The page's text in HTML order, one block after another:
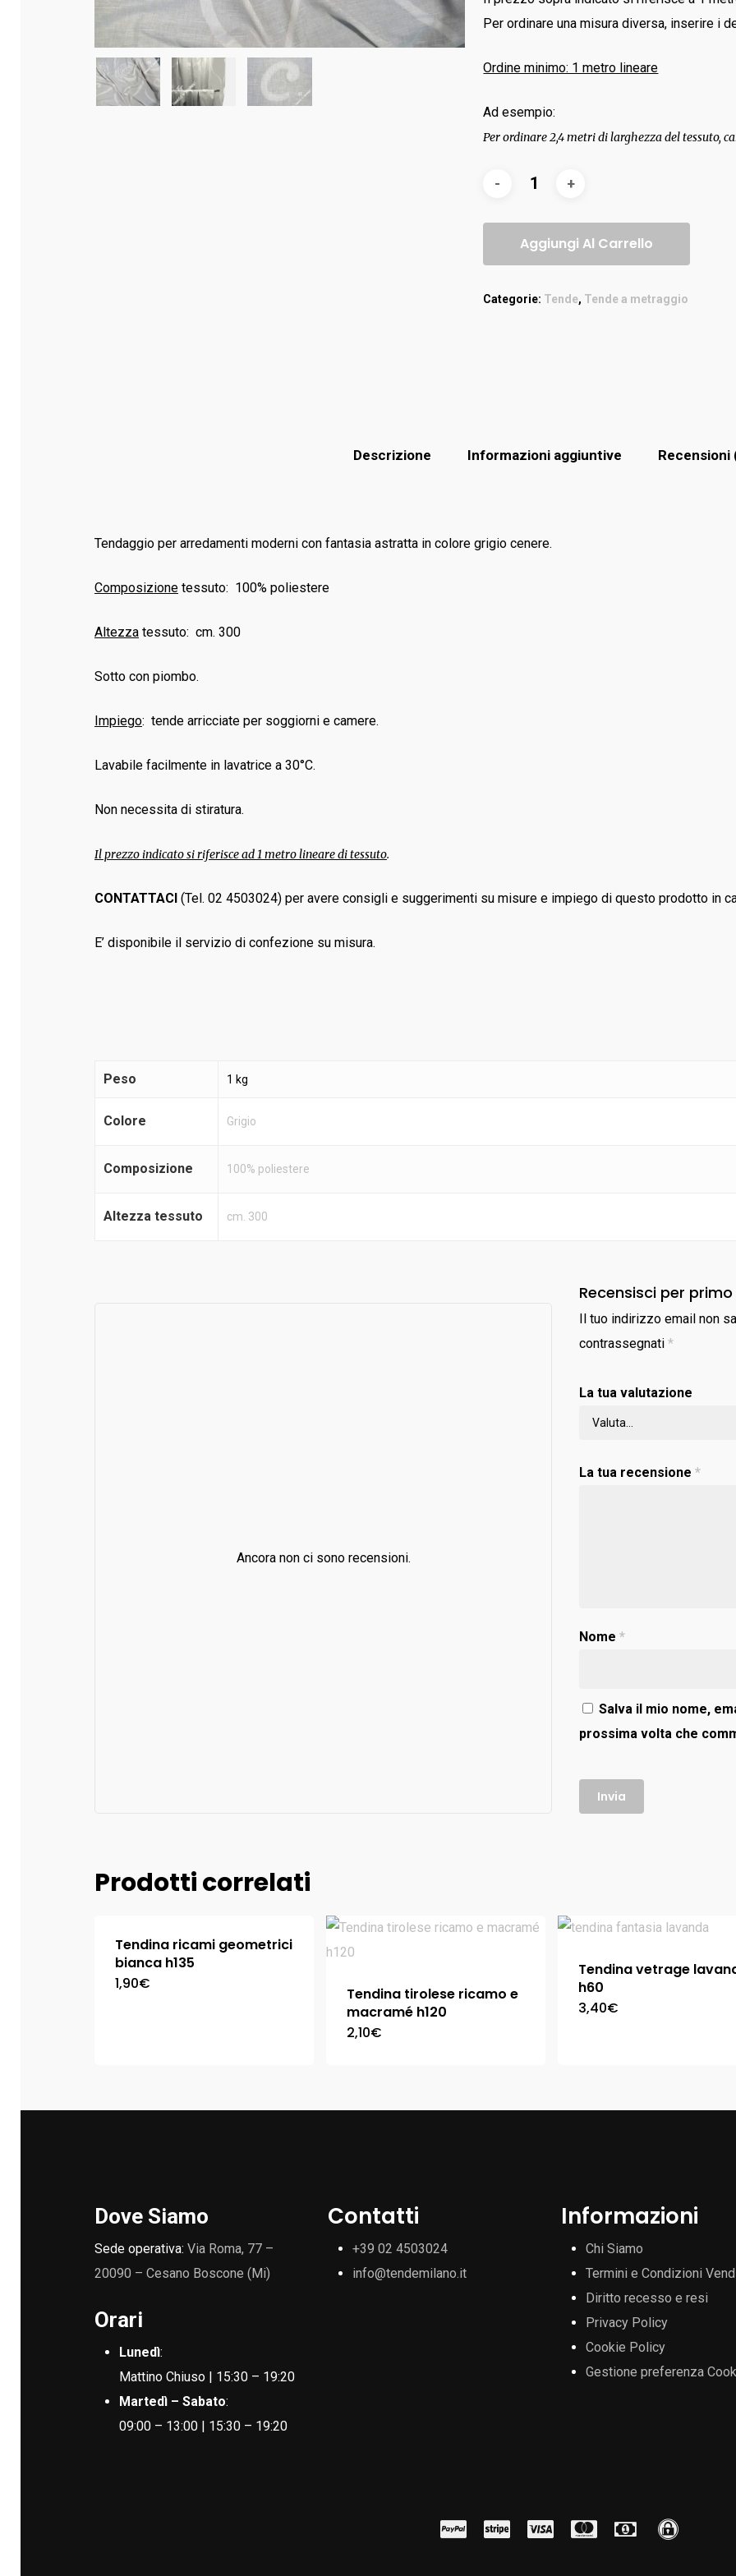
Per ordinare una misura diversa, inserire i
Ordine minimo: 1 metro lineare
Ad esempio:
Per ordinare 2,4 metri di larghezza del tessuto,
Aggiungi Al Carrello
Categorie: Tende, Tende a metraggio
Descrizione Informazioni aggiuntive Recensioni
Tendaggio per arredamenti moderni con fantasia astratta in colore grigio cenere.
Composizione tessuto: 100% poliestere
Altezza tessuto: cm. 300
Sotto con piombo.
Impiego: tende arricciate per soggiorni e camere.
Lavabile facilmente in lavatrice a 30°C.
Non necessita di stiratura.
Il prezzo indicato si riferisce ad 1 metro lineare di tessuto.
CONTATTACI (Tel. 02 4503024) per avere consigli e suggerimenti su misure e impiego di questo prodotto in
E’ disponibile il servizio di confezione su misura.
Peso 1 kg
Colore Grigio
Composizione 100% poliestere
Altezza tessuto cm. 300
Ancora non ci sono recensioni.
Recensisci per
Il tuo indirizzo email non
contrassegnati*
La tua valutazione
La tua recensione*
Nome*
Salva il mio nome,
prossima volta che
Prodotti correlati
Tendina ricami geometrici
bianca h135
1,90€
Tendina tirolese ricamo e
macramé h120
2,10€
Tendina vetrage
h60
3,40€
Dove Siamo
Sede operativa:Via Roma, 77 –
20090 – Cesano Boscone (Mi)
Orari
Lunedì:
Mattino Chiuso | 15:30 – 19:20
Martedì – Sabato:
09:00 – 13:00 | 15:30 – 19:20
Contatti
+39 02 4503024
info@tendemilano.it
Informazioni
Chi Siamo
Termini e Condizioni
Diritto recesso e resi
Privacy Policy
Cookie Policy
Gestione preferenza